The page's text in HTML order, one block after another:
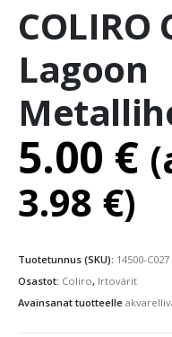
COLIRO
Lagoon
5.00 €
3.98 €)
Tuotetunnus (SKU): 14500-C027
Osastot: Coliro, Irtovärit
Avainsanat tuotteelle